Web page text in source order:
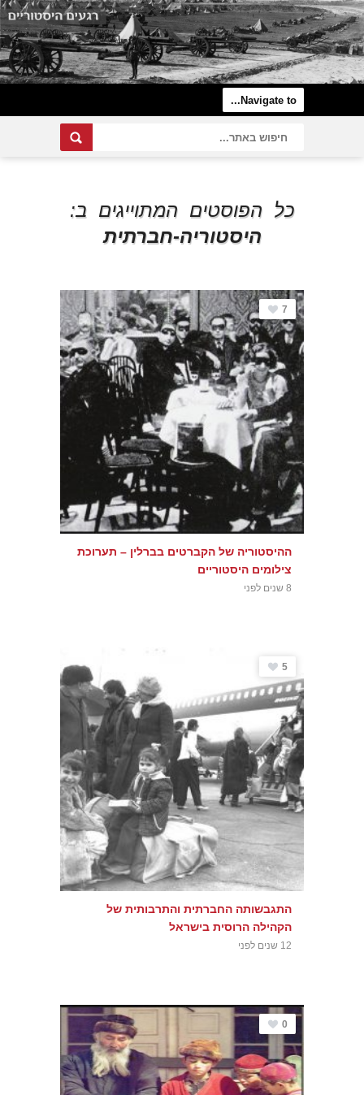
כל הפוסטים המתוייגים ב:
היסטוריה-חברתית
7
ההיסטוריה של הקברטים בברלין – תערוכת
צילומים היסטוריים
8 שנים לפני
5
התגבשותה החברתית והתרבותית של
הקהילה הרוסית בישראל
12 שנים לפני
0